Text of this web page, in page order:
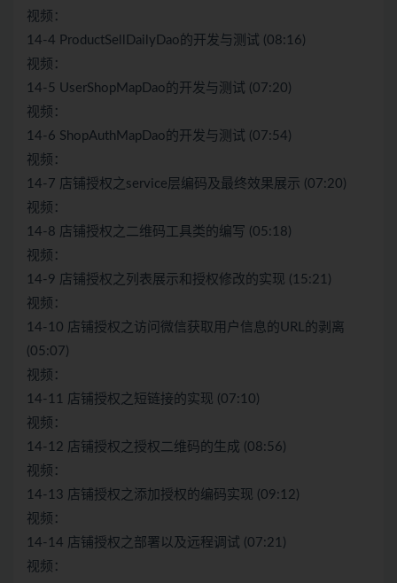
视频：
14-4 ProductSellDailyDao的开发与测试 (08:16)
视频：
14-5 UserShopMapDao的开发与测试 (07:20)
视频：
14-6 ShopAuthMapDao的开发与测试 (07:54)
视频：
14-7 店铺授权之service层编码及最终效果展示 (07:20)
视频：
14-8 店铺授权之二维码工具类的编写 (05:18)
视频：
14-9 店铺授权之列表展示和授权修改的实现 (15:21)
视频：
14-10 店铺授权之访问微信获取用户信息的URL的剥离
(05:07)
视频：
14-11 店铺授权之短链接的实现 (07:10)
视频：
14-12 店铺授权之授权二维码的生成 (08:56)
视频：
14-13 店铺授权之添加授权的编码实现 (09:12)
视频：
14-14 店铺授权之部署以及远程调试 (07:21)
视频：